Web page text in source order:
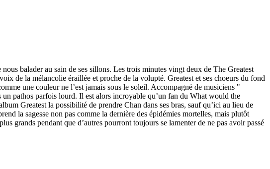
balader au sain de ses sillons. Les trois minutes vingt deux de The Greatest
de la mélancolie éraillée et proche de la volupté. Greatest et ses choeurs du fond
une couleur ne l’est jamais sous le soleil. Accompagné de musiciens "
pathos parfois lourd. Il est alors incroyable qu’un fan du What would the
Greatest la possibilité de prendre Chan dans ses bras, sauf qu’ici au lieu de
la sagesse non pas comme la dernière des épidémies mortelles, mais plutôt
grands pendant que d’autres pourront toujours se lamenter de ne pas avoir passé